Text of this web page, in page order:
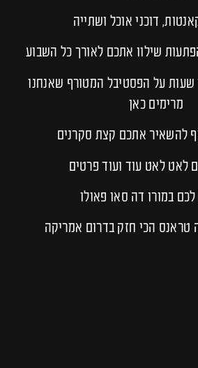
דוכני אוכל ושתייה
שילוו אתכם לאורך כל השבוע
שעות על הפסטיבל המטורף שאנחנו
מרימים כאן
להשאיר אתכם קצת סקרנים
לאט לאט עוד ועוד פרטים
במורו דה סאו פאולו
טראנס הכי חזק בדרום אמריקה